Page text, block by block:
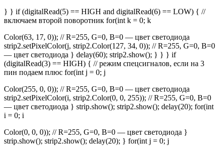
} } if (digitalRead(5) == HIGH and digitalRead(6) == LOW) { //
включаем второй поворотник for(int k = 0; k
Color(63, 17, 0)); // R=255, G=0, B=0 — цвет светодиода
strip2.setPixelColor(j, strip2.Color(127, 34, 0)); // R=255, G=0, B=0
— цвет светодиода } delay(60); strip2.show(); } } } if
(digitalRead(3) == HIGH) { // режим спецсигналов, если на 3
пин подаем плюс for(int j = 0; j
Color(255, 0, 0)); // R=255, G=0, B=0 — цвет светодиода
strip2.setPixelColor(i, strip2.Color(0, 0, 255)); // R=255, G=0, B=0
— цвет светодиода } strip.show(); strip2.show(); delay(20); for(int
i = 0; i
Color(0, 0, 0)); // R=255, G=0, B=0 — цвет светодиода }
strip.show(); strip2.show(); delay(20); } for(int j = 0; j